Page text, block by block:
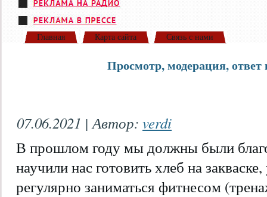
Главная Карта сайта Связь с нами
Просмотр, модерация, ответ
07.06.2021 | Автор: verdi
В прошлом году мы должны были
научили нас готовить хлеб на
регулярно заниматься фитнесом